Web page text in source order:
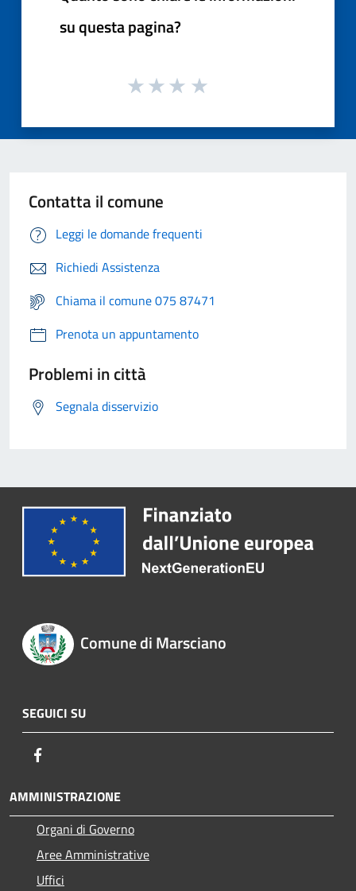
su questa pagina?
Contatta il comune
Leggi le domande frequenti
Richiedi Assistenza
Chiama il comune 075 87471
Prenota un appuntamento
Problemi in città
Segnala disservizio
Comune di Marsciano
SEGUICI SU
AMMINISTRAZIONE
Organi di Governo
Aree Amministrative
Uffici